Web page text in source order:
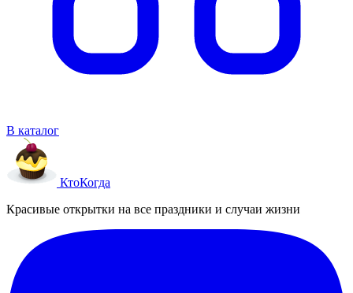
В каталог
КтоКогда
Красивые открытки на все праздники и случаи жизни